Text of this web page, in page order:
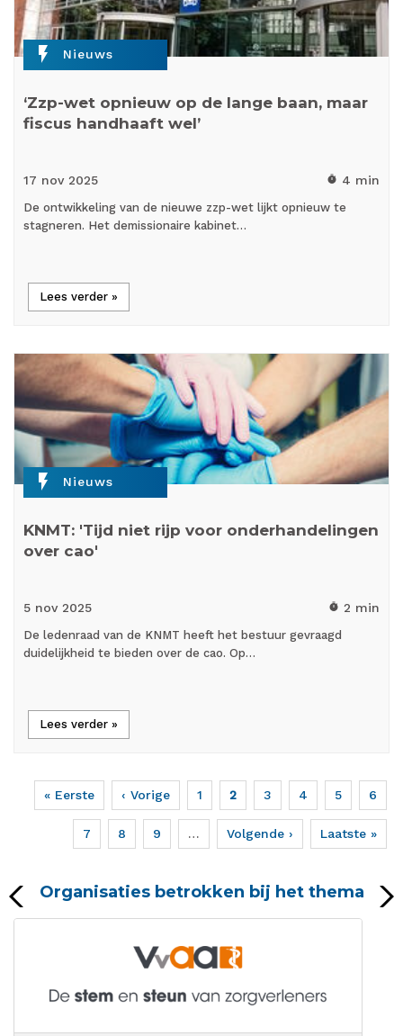
flash_on Nieuws
‘Zzp-wet opnieuw op de lange baan, maar
fiscus handhaaft wel’
17 nov 2025 timer 4 min
De ontwikkeling van de nieuwe zzp-wet lijkt opnieuw te
stagneren. Het demissionaire kabinet…
Lees verder »
flash_on Nieuws
KNMT: 'Tijd niet rijp voor onderhandelingen
over cao'
5 nov 2025 timer 2 min
De ledenraad van de KNMT heeft het bestuur gevraagd
duidelijkheid te bieden over de cao. Op…
Lees verder »
Paginering
Eerste
pagina
« Eerste
Vorige
pagina
‹ Vorige Page
1
Huidige
pagina
2 Page
3 Page
4 Page
5 Page
6
Page
7 Page
8 Page
9 …
Volgende
pagina
Volgende ›
Laatste
pagina
Laatste »
Organisaties betrokken bij het thema